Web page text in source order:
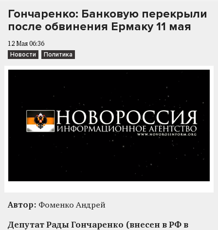
Гончаренко: Банковую перекрыли
после обвинения Ермаку 11 мая
12 Мая 06:36
Новости Политика
Автор: Фоменко Андрей
Депутат Рады Гончаренко (внесен в РФ в